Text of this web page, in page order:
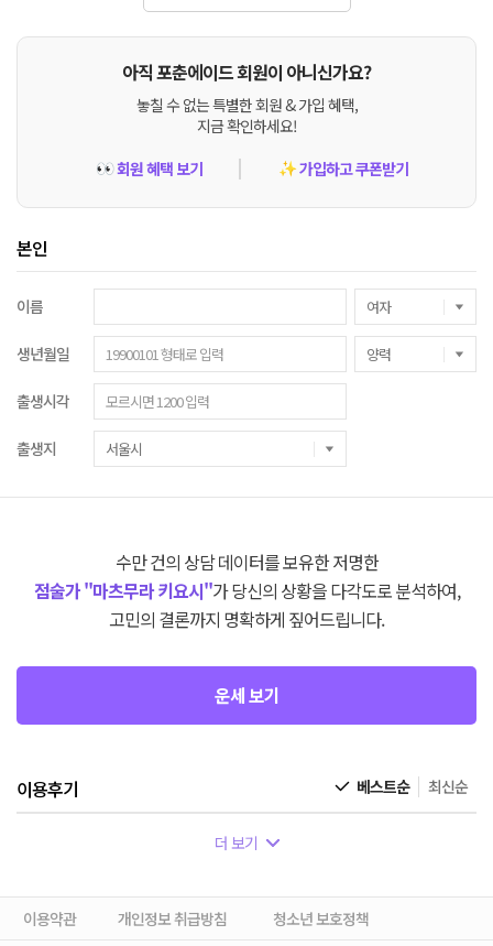
아직 포춘에이드 회원이 아니신가요?
놓칠 수 없는 특별한 회원 & 가입 혜택,
지금 확인하세요!
👀회원 혜택 보기 ✨가입하고 쿠폰받기
본인
이름
생년월일
출생시각
출생지
수만 건의 상담 데이터를 보유한 저명한
점술가 "마츠무라 키요시"가 당신의 상황을 다각도로 분석하여,
고민의 결론까지 명확하게 짚어드립니다.
운세 보기
이용후기 베스트순 최신순
더 보기
이용약관 개인정보 취급방침 청소년 보호정책